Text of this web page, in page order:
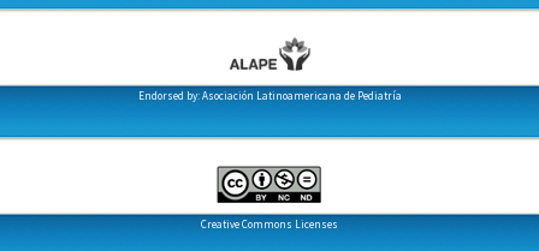
Endorsed by: Asociación Latinoamericana de Pediatría
Creative Commons Licenses